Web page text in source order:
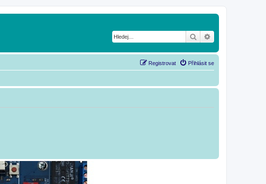
Hledat
Přihlásit se
Registrovat